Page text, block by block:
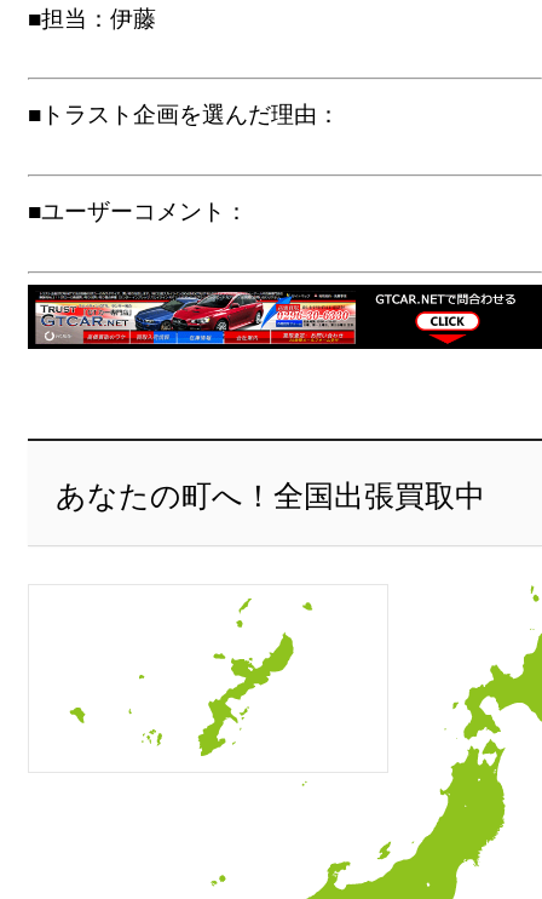
■担当：伊藤
■トラスト企画を選んだ理由：
■ユーザーコメント：
あなたの町へ！全国出張買取中